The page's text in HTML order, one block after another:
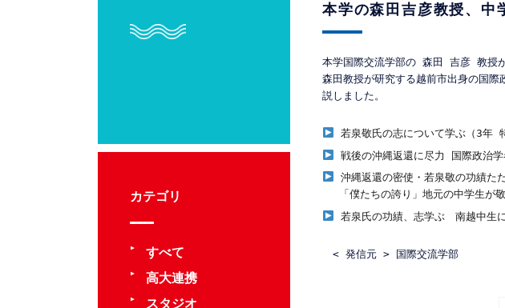
本学の森田吉彦教授、中
本学国際交流学部の 森田 吉彦 教授
森田教授が研究する越前市出身の国
説しました。
若泉敬氏の志について学ぶ（3年
戦後の沖縄返還に尽力 国際政治
沖縄返還の密使・若泉敬の功績た
「僕たちの誇り」地元の中学生が
若泉氏の功績、志学ぶ　南越中生
< 発信元 > 国際交流学部
カテゴリ
すべて
高大連携
スタジオ